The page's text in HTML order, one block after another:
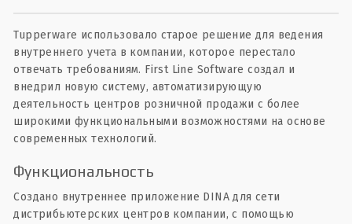
Tupperware использовало старое решение для ведения
внутреннего учета в компании, которое перестало
отвечать требованиям. First Line Software создал и
внедрил новую систему, автоматизирующую
деятельность центров розничной продажи с более
широкими функциональными возможностями на основе
современных технологий.
Функциональность
Создано внутреннее приложение DINA для сети
дистрибьютерских центров компании, с помощью